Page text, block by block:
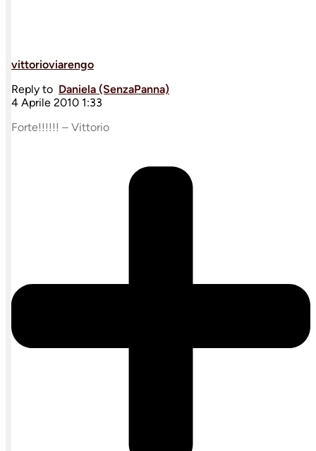
vittorioviarengo
Reply to Daniela (SenzaPanna)
4 Aprile 2010 1:33
Forte!!!!!! – Vittorio